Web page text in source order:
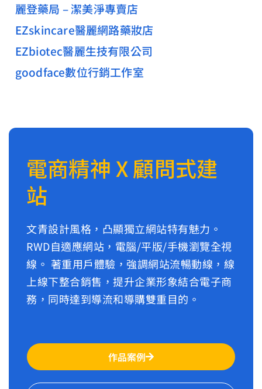
麗登藥局 – 潔美淨專賣店
EZskincare醫麗網路藥妝店
EZbiotec醫麗生技有限公司
goodface數位行銷工作室
電商精神 X 顧問式建
站
文青設計風格，凸顯獨立網站特有魅力。
RWD自適應網站，電腦/平版/手機瀏覽全視
線。 著重用戶體驗，強調網站流暢動線，線
上線下整合銷售，提升企業形象結合電子商
務，同時達到導流和導購雙重目的。
作品案例